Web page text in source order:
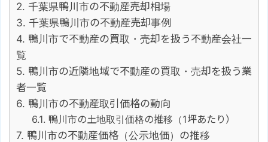
千葉県鴨川市の不動産売却相場
千葉県鴨川市の不動産売却事例
鴨川市で不動産の買取・売却を扱う不動産会社一
覧
鴨川市の近隣地域で不動産の買取・売却を扱う業
者一覧
鴨川市の不動産取引価格の動向
鴨川市の土地取引価格の推移（1坪あたり）
鴨川市の不動産価格（公示地価）の推移